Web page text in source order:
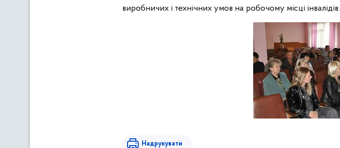
виробничих і технічних умов на робочому місці інвалідів.
Надрукувати